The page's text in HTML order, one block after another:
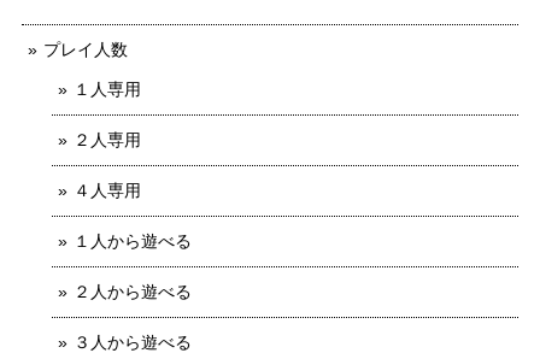
プレイ人数
１人専用
２人専用
４人専用
１人から遊べる
２人から遊べる
３人から遊べる